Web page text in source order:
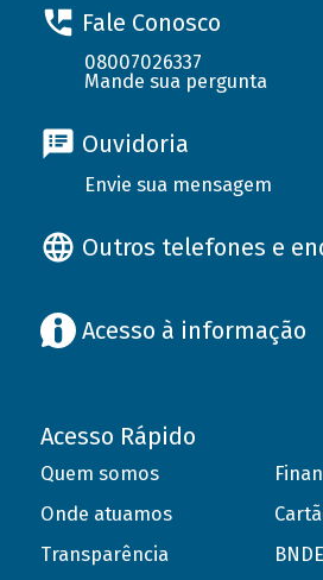
Fale Conosco
08007026337
Mande sua pergunta
Ouvidoria
Envie sua mensagem
Outros telefones e
Acesso à informação
Acesso Rápido
Quem somos
Onde atuamos
Transparência